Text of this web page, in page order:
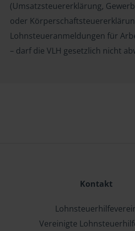
(Umsatzsteuererklärung,
oder
Lohnsteueranmeldungen für
– darf die VLH gesetzlich nicht
Kontakt
Vereinigte